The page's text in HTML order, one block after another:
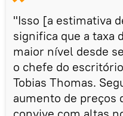
"Isso [a estimativa
significa que a taxa
maior nível desde
o chefe do
Tobias Thomas.
aumento de preços